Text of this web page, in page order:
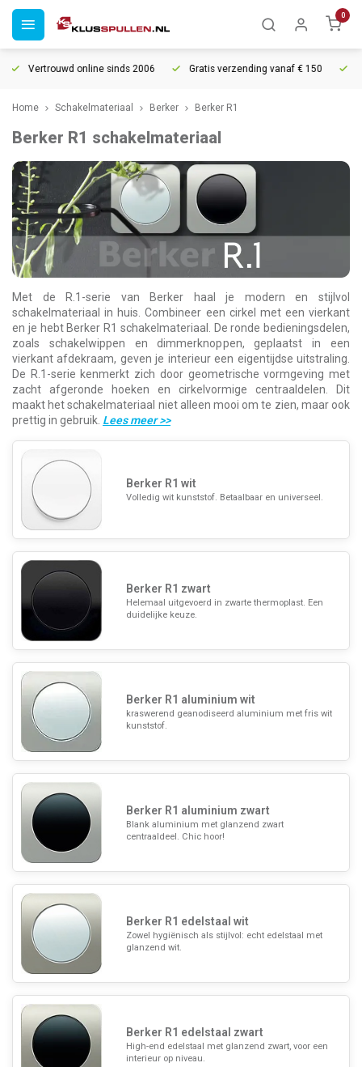
0
Vertrouwd online sinds 2006 Gratis verzending vanaf € 150 5%
Home Schakelmateriaal Berker Berker R1
Berker R1 schakelmateriaal
Met de R.1-serie van Berker haal je modern en stijlvol
schakelmateriaal in huis. Combineer een cirkel met een vierkant
en je hebt Berker R1 schakelmateriaal. De ronde bedieningsdelen,
zoals schakelwippen en dimmerknoppen, geplaatst in een
vierkant afdekraam, geven je interieur een eigentijdse uitstraling.
De R.1-serie kenmerkt zich door geometrische vormgeving met
zacht afgeronde hoeken en cirkelvormige centraaldelen. Dit
maakt het schakelmateriaal niet alleen mooi om te zien, maar ook
prettig in gebruik. Lees meer>>
Berker R1 wit
Volledig wit kunststof. Betaalbaar en universeel.
Berker R1 zwart
Helemaal uitgevoerd in zwarte thermoplast. Een
duidelijke keuze.
Berker R1 aluminium wit
kraswerend geanodiseerd aluminium met fris wit
kunststof.
Berker R1 aluminium zwart
Blank aluminium met glanzend zwart
centraaldeel. Chic hoor!
Berker R1 edelstaal wit
Zowel hygiënisch als stijlvol: echt edelstaal met
glanzend wit.
Berker R1 edelstaal zwart
High-end edelstaal met glanzend zwart, voor een
interieur op niveau.